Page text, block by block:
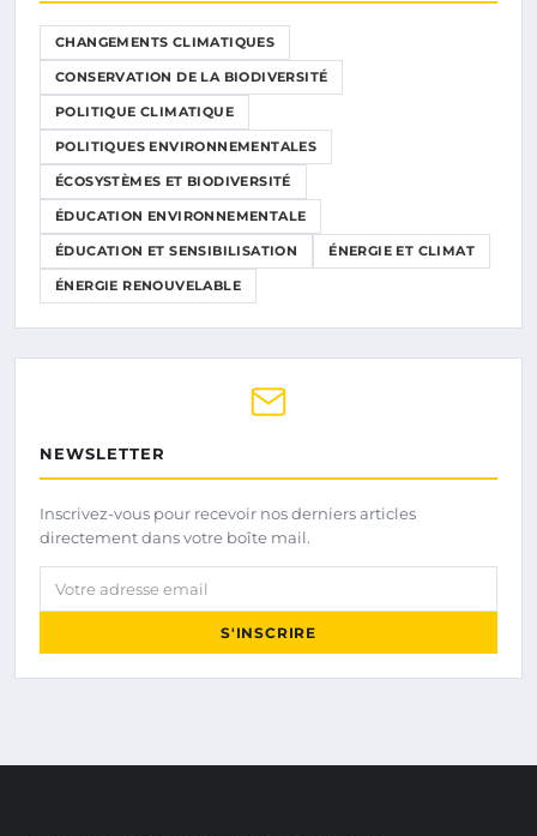
CHANGEMENTS CLIMATIQUES
CONSERVATION DE LA BIODIVERSITÉ
POLITIQUE CLIMATIQUE
POLITIQUES ENVIRONNEMENTALES
ÉCOSYSTÈMES ET BIODIVERSITÉ
ÉDUCATION ENVIRONNEMENTALE
ÉDUCATION ET SENSIBILISATION ÉNERGIE ET CLIMAT
ÉNERGIE RENOUVELABLE
NEWSLETTER
Inscrivez-vous pour recevoir nos derniers articles
directement dans votre boîte mail.
Votre adresse email
S'INSCRIRE